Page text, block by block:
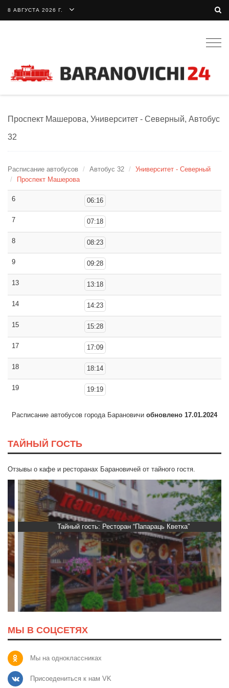
8 АВГУСТА 2026 Г.
Проспект Машерова, Университет - Северный, Автобус
32
Расписание автобусов Автобус 32
Университет - Северный
Проспект Машерова
6 06:16
7 07:18
8 08:23
9 09:28
13 13:18
14 14:23
15 15:28
17 17:09
18 18:14
19 19:19
Расписание автобусов города Барановичи обновлено 17.01.2024
ТАЙНЫЙ ГОСТЬ
Отзывы о кафе и ресторанах Барановичей от тайного гостя.
Тайный гость: Ресторан “Папараць Кветка”
МЫ В СОЦСЕТЯХ
Мы на одноклассниках
Присоедениться к нам VK